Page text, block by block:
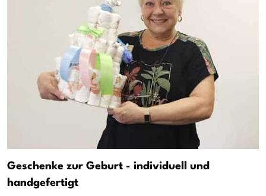
Geschenke zur Geburt - individuell und
handgefertigt